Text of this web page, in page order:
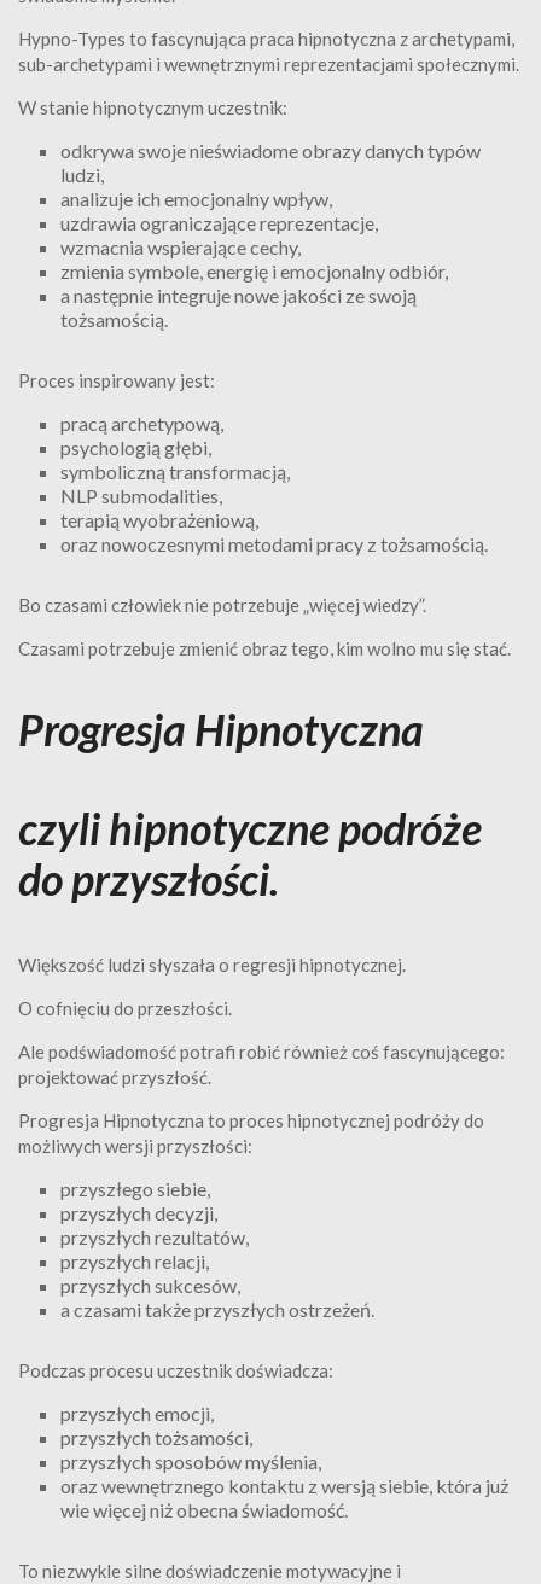
Hypno-Types to fascynująca praca hipnotyczna z archetypami,
sub-archetypami i wewnętrznymi reprezentacjami społecznymi.
W stanie hipnotycznym uczestnik:
odkrywa swoje nieświadome obrazy danych typów
ludzi,
analizuje ich emocjonalny wpływ,
uzdrawia ograniczające reprezentacje,
wzmacnia wspierające cechy,
zmienia symbole, energię i emocjonalny odbiór,
a następnie integruje nowe jakości ze swoją
tożsamością.
Proces inspirowany jest:
pracą archetypową,
psychologią głębi,
symboliczną transformacją,
NLP submodalities,
terapią wyobrażeniową,
oraz nowoczesnymi metodami pracy z tożsamością.
Bo czasami człowiek nie potrzebuje „więcej wiedzy”.
Czasami potrzebuje zmienić obraz tego, kim wolno mu się stać.
Progresja Hipnotyczna
czyli hipnotyczne podróże
do przyszłości.
Większość ludzi słyszała o regresji hipnotycznej.
O cofnięciu do przeszłości.
Ale podświadomość potrafi robić również coś fascynującego:
projektować przyszłość.
Progresja Hipnotyczna to proces hipnotycznej podróży do
możliwych wersji przyszłości:
przyszłego siebie,
przyszłych decyzji,
przyszłych rezultatów,
przyszłych relacji,
przyszłych sukcesów,
a czasami także przyszłych ostrzeżeń.
Podczas procesu uczestnik doświadcza:
przyszłych emocji,
przyszłych tożsamości,
przyszłych sposobów myślenia,
oraz wewnętrznego kontaktu z wersją siebie, która już
wie więcej niż obecna świadomość.
To niezwykle silne doświadczenie motywacyjne i